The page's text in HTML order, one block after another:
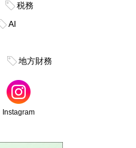
税務
AI
地方財務
Instagram